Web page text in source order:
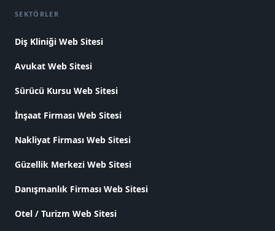
SEKTÖRLER
Diş Kliniği Web Sitesi
Avukat Web Sitesi
Sürücü Kursu Web Sitesi
İnşaat Firması Web Sitesi
Nakliyat Firması Web Sitesi
Güzellik Merkezi Web Sitesi
Danışmanlık Firması Web Sitesi
Otel / Turizm Web Sitesi